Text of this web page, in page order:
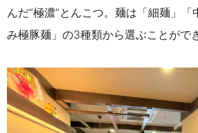
んだ“極濃”とんこつ。麺は「細麺」
み極豚麺」の3種類から選ぶことがで